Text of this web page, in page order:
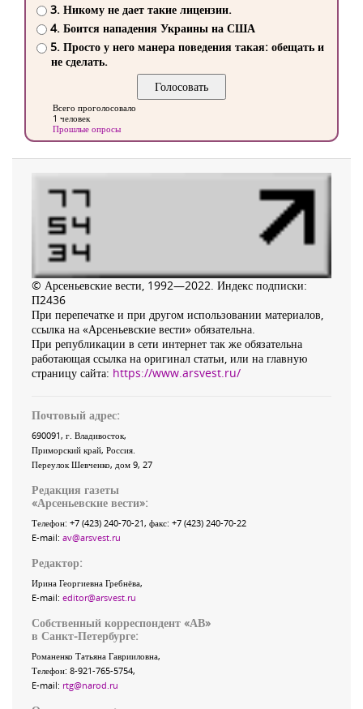
3. Никому не дает такие лицензии.
4. Боится нападения Украины на США
5. Просто у него манера поведения такая: обещать и
не сделать.
Всего проголосовало
1 человек
Прошлые опросы
© Арсеньевские вести, 1992—2022. Индекс подписки:
П2436
При перепечатке и при другом использовании материалов,
ссылка на «Арсеньевские вести» обязательна.
При републикации в сети интернет так же обязательна
работающая ссылка на оригинал статьи, или на главную
страницу сайта: https://www.arsvest.ru/
Почтовый адрес:
690091, г. Владивосток,
Приморский край, Россия
Переулок Шевченко, дом 9, 27
Редакция газеты
«Арсеньевские вести»:
Телефон: +7 (423) 240-70-21, факс: +7 (423) 240-70-22
E-mail: av@arsvest.ru
Редактор:
Ирина Георгиевна Гребнёва,
E-mail: editor@arsvest.ru
Собственный корреспондент «АВ»
в Санкт-Петербурге:
Романенко Татьяна Гаврииловна,
Телефон: 8-921-765-5754,
E-mail: rtg@narod.ru